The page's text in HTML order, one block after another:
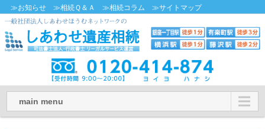
≫お知らせ ≫相続Ｑ＆Ａ ≫相続コラム ≫サイトマップ
main menu